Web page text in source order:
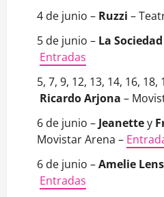
4 de junio – Ruzzi –
5 de junio – La Sociedad
Entradas
5, 7, 9, 12, 13, 14, 16,
Ricardo Arjona –
6 de junio – Jeanettey
Movistar Arena –
6 de junio –Amelie Lens
Entradas